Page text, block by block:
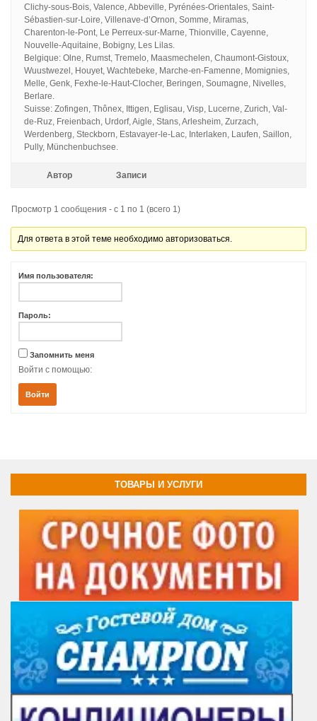
Clichy-sous-Bois, Valence, Abbeville, Pyrénées-Orientales, Saint-
Sébastien-sur-Loire, Villenave-d’Ornon, Somme, Miramas,
Charenton-le-Pont, Le Perreux-sur-Marne, Thionville, Cayenne,
Nouvelle-Aquitaine, Bobigny, Les Lilas.
Belgique: Olne, Rumst, Tremelo, Maasmechelen, Chaumont-Gistoux,
Wuustwezel, Houyet, Wachtebeke, Marche-en-Famenne, Momignies,
Melle, Genk, Fexhe-le-Haut-Clocher, Beringen, Soumagne, Nivelles,
Berlare.
Suisse: Zofingen, Thônex, Ittigen, Eglisau, Visp, Lucerne, Zurich, Val-
de-Ruz, Freienbach, Urdorf, Aigle, Stans, Arlesheim, Zurzach,
Werdenberg, Steckborn, Estavayer-le-Lac, Interlaken, Laufen, Saillon,
Pully, Münchenbuchsee.
Автор Записи
Просмотр 1 сообщения - с 1 по 1 (всего 1)
Для ответа в этой теме необходимо авторизоваться.
Имя пользователя:
Пароль:
Запомнить меня
Войти с помощью:
Войти
ТОВАРЫ И УСЛУГИ